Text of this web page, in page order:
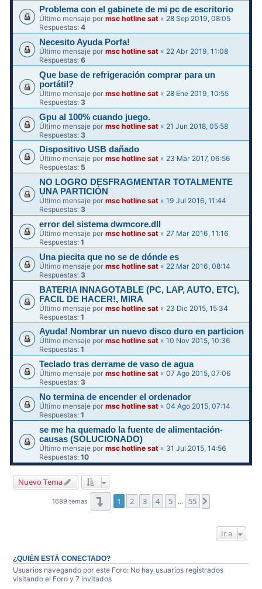
Problema con el gabinete de mi pc de escritorio
Último mensaje pormsc hotline sat « 28 Sep 2019, 08:05
Respuestas:4
Necesito Ayuda Porfa!
Último mensaje pormsc hotline sat « 22 Abr 2019, 11:08
Respuestas:6
Que base de refrigeración comprar para un
portátil?
Último mensaje pormsc hotline sat « 28 Ene 2019, 10:55
Respuestas:3
Gpu al 100% cuando juego.
Último mensaje pormsc hotline sat « 21 Jun 2018, 05:58
Respuestas: 3
Dispositivo USB dañado
Último mensaje pormsc hotline sat « 23 Mar 2017, 06:56
Respuestas: 5
NO LOGRO DESFRAGMENTAR TOTALMENTE
UNA PARTICIÓN
Último mensaje pormsc hotline sat «19 Jul 2016, 11:44
Respuestas: 3
error del sistema dwmcore.dll
Último mensaje pormsc hotline sat « 27 Mar 2016, 11:16
Respuestas:1
Una piecita que no se de dónde es
Último mensaje pormsc hotline sat « 22 Mar 2016, 08:14
Respuestas: 3
BATERIA INNAGOTABLE (PC, LAP, AUTO, ETC),
FACIL DE HACER!, MIRA
Último mensaje pormsc hotline sat « 23 Dic 2015, 15:34
Respuestas:1
Ayuda! Nombrar un nuevo disco duro en particion
Último mensaje pormsc hotline sat «10 Nov 2015, 10:36
Respuestas:1
Teclado tras derrame de vaso de agua
Último mensaje pormsc hotline sat «07 Ago 2015, 07:06
Respuestas:3
No termina de encender el ordenador
Último mensaje pormsc hotline sat «04 Ago 2015, 07:14
Respuestas:1
se me ha quemado la fuente de alimentación-
causas (SOLUCIONADO)
Último mensaje pormsc hotline sat « 31 Jul 2015, 14:56
Respuestas:10
Nuevo Tema
1689 temas Página1 de 55
1 2 3 4 5 … 55
Ir a
¿QUIÉN ESTÁ CONECTADO?
Usuarios navegando por este Foro: No hay usuarios registrados
visitando el Foro y 7 invitados